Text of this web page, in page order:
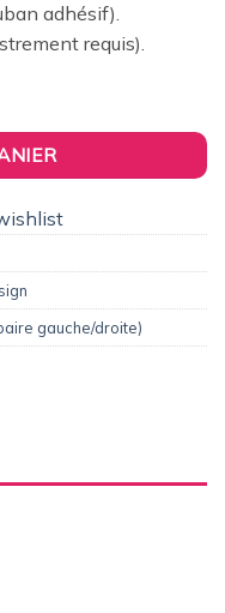
adhésif).
requis).
RDX pour HYUNDAI
gauche/droite)